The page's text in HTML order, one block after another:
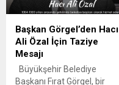
Başkan Görgel’den Hacı
Ali Özal İçin Taziye
Mesajı
Büyükşehir Belediye
Başkanı Fırat Görgel, bir